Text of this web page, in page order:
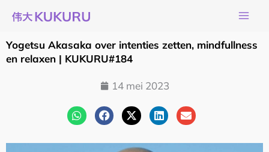
naar
de
inhoud
Yogetsu Akasaka over intenties zetten, mindfullness
en relaxen | KUKURU#184
14 mei 2023